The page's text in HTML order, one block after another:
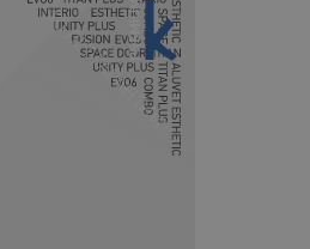
10 ЛЕТ ГАРАНТИИ